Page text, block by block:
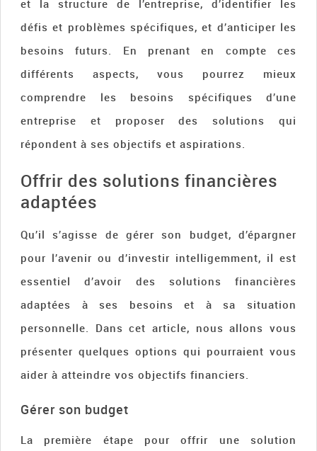
et la structure de l’entreprise, d’identifier les
défis et problèmes spécifiques, et d’anticiper les
besoins futurs. En prenant en compte ces
différents aspects, vous pourrez mieux
comprendre les besoins spécifiques d’une
entreprise et proposer des solutions qui
répondent à ses objectifs et aspirations.
Offrir des solutions financières
adaptées
Qu’il s’agisse de gérer son budget, d’épargner
pour l’avenir ou d’investir intelligemment, il est
essentiel d’avoir des solutions financières
adaptées à ses besoins et à sa situation
personnelle. Dans cet article, nous allons vous
présenter quelques options qui pourraient vous
aider à atteindre vos objectifs financiers.
Gérer son budget
La première étape pour offrir une solution